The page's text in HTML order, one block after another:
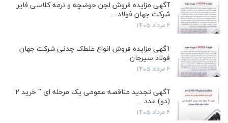
آگهی مزایده فروش لجن حوضچه و نرمه کلاسی فایر
شرکت جهان فولاد…
6 مرداد 1405
آگهی مزایده فروش انواع غلطک چدنی شرکت جهان
فولاد سیرجان
6 مرداد 1405
آگهی تجدید مناقصه عمومی یک مرحله ای ” خرید ۲
(دو) عدد…
6 مرداد 1405